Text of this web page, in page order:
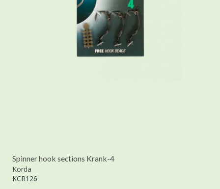
Spinner hook sections Krank-4
Korda
KCR126